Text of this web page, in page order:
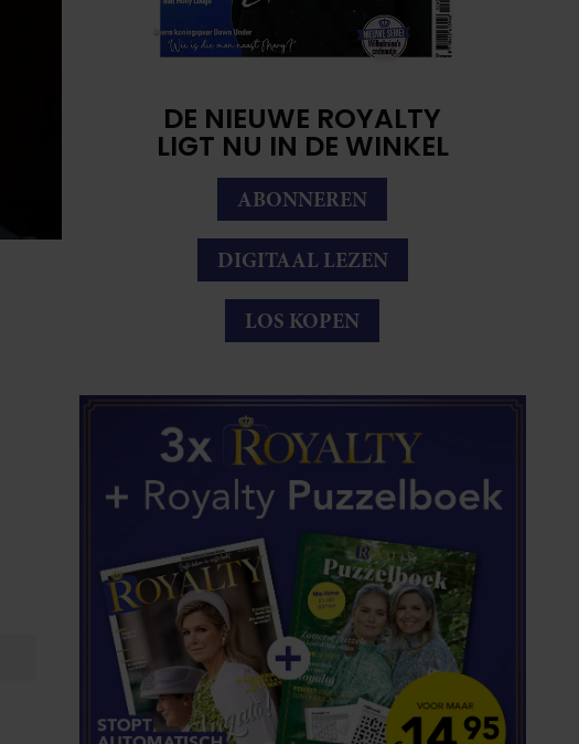
DE NIEUWE ROYALTY
LIGT NU IN DE WINKEL
ABONNEREN
DIGITAAL LEZEN
LOS KOPEN